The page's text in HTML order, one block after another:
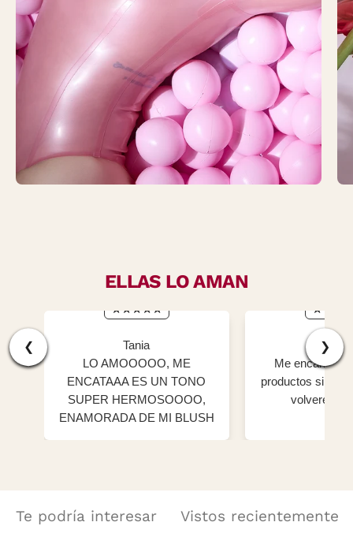
ELLAS LO AMAN
❮ ❯
Tania
LO AMOOOOO, ME
ENCATAAA ES UN TONO
SUPER HERMOSOOOO,
ENAMORADA DE MI BLUSH
Me
productos sin
volvere a
Te podría interesar Vistos recientemente